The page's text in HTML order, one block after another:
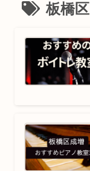
板橋区